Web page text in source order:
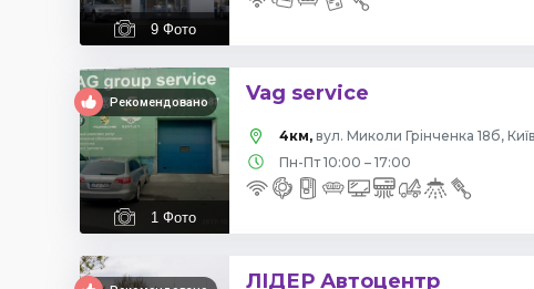
9 Фото
Рекомендовано
1 Фото
Vag service
4км, вул. Миколи Грінченка 18б, Київ
Пн-Пт 10:00 – 17:00
ЛІДЕР Автоцентр